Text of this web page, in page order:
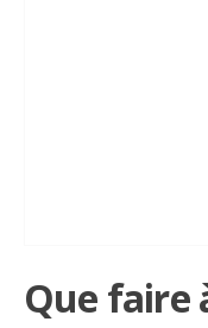
Que faire